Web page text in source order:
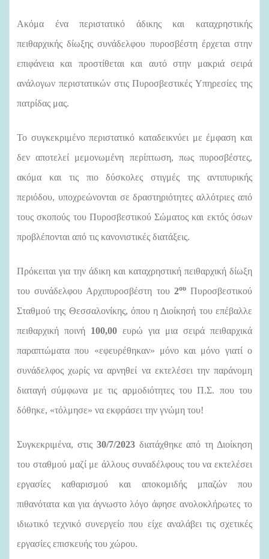
Ακόμα ένα περιστατικό άδικης και καταχρηστικής
πειθαρχικής δίωξης συνάδελφου πυροσβέστη έρχεται στην
επιφάνεια και προστίθεται και αυτό στην μακριά σειρά
ανάλογων περιστατικών στις Πυροσβεστικές Υπηρεσίες της
πατρίδας μας.
Το συγκεκριμένο περιστατικό καταδεικνύει με έμφαση και
δεν αποτελεί μεμονωμένη περίπτωση, πως πυροσβέστες,
ακόμα και τις πιο δύσκολες στιγμές της αντιπυρικής
περιόδου, υποχρεώνονται σε δραστηριότητες αλλότριες από
τους σκοπούς του Πυροσβεστικού Σώματος και εκτός όσων
προβλέπονται από τις κανονιστικές διατάξεις.
Πρόκειται για την άδικη και καταχρηστική πειθαρχική δίωξη
του συνάδελφου Αρχιπυροσβέστη του 2ουΠυροσβεστικού
Σταθμού της Θεσσαλονίκης, όπου η Διοίκησή του επέβαλλε
πειθαρχική ποινή 100,00 ευρώ για μια σειρά πειθαρχικά
παραπτώματα που «εφευρέθηκαν» μόνο και μόνο γιατί ο
συνάδελφος χωρίς να αρνηθεί να εκτελέσει την παράνομη
διαταγή σύμφωνα με τις αρμοδιότητες του Π.Σ. που του
δόθηκε, «τόλμησε» να εκφράσει την γνώμη του!
Συγκεκριμένα, στις 30/7/2023διατάχθηκε από τη Διοίκηση
του σταθμού μαζί με άλλους συναδέλφους του να εκτελέσει
εργασίες καθαρισμού και αποκομιδής μπαζών που
πιθανότατα και για άγνωστο λόγο άφησε ανολοκλήρωτες το
ιδιωτικό τεχνικό συνεργείο που είχε αναλάβει τις σχετικές
εργασίες επισκευής του χώρου.